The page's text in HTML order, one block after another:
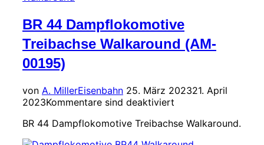
BR 44 Dampflokomotive
Treibachse Walkaround (AM-
00195)
von A. MillerEisenbahnVeröffentlicht
am
25. März 202321. April
2023Kommentare sind deaktiviert
BR 44 Dampflokomotive Treibachse Walkaround.